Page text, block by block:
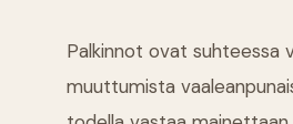
Palkinnot ovat suhteessa
muuttumista